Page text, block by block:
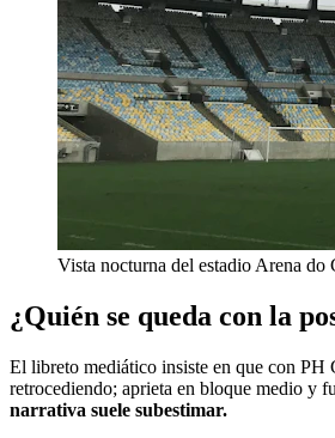
Vista nocturna del estadio Arena do
¿Quién se queda con la
El libreto mediático insiste en que con PH
retrocediendo; aprieta en bloque medio y
narrativa suele subestimar.